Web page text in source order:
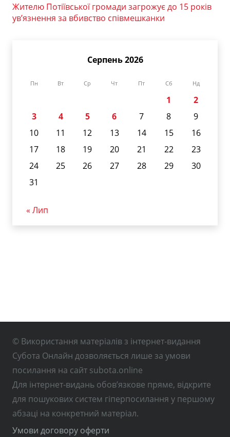
Жителю Потіївської громади загрожує до 15 років
ув’язнення за вбивство співмешканки
Серпень 2026
Пн Вт Ср Чт Пт Сб Нд
1
2
3
4 5 6 7 8
9
10
11 12 13 14 15
16
17
18 19 20 21 22
23
24
25 26 27 28 29
30
31
« Лип
© Використання матеріалів з інтернет-видання
Субота Онлайн дозволяється лише за умови
посилання на сайт subota.online
Для інтернет-видань обов’язкове пряме, відкрите
для пошукових систем гіперпосилання у першому
абзаці на конкретний матеріал.
Умови договору оферти